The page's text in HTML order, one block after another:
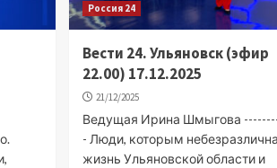
Россия 24
Вести 24. Ульяновск (эфир
22.00) 17.12.2025
21/12/2025
Ведущая Ирина Шмыгова
- Люди, которым небезразлична
жизнь Ульяновской области и